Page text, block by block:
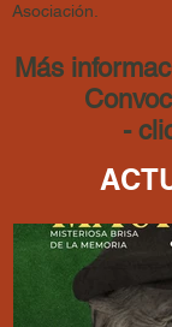
Asociación.
Más
-